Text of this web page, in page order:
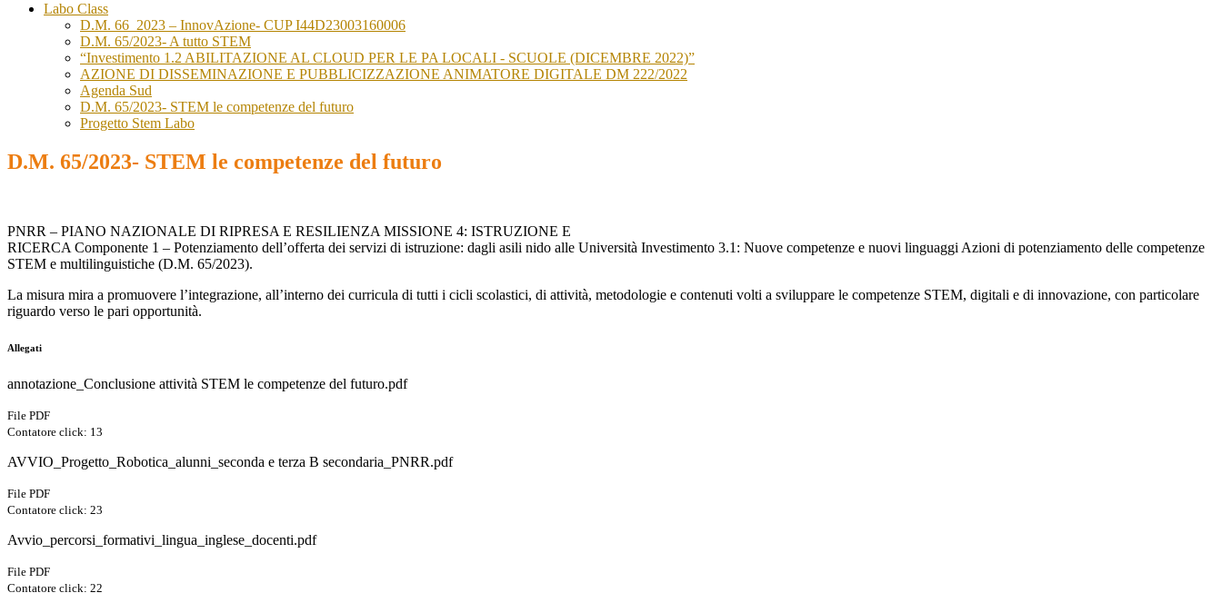
Labo Class
D.M. 66_2023 – InnovAzione- CUP I44D23003160006
D.M. 65/2023- A tutto STEM
“Investimento 1.2 ABILITAZIONE AL CLOUD PER LE PA LOCALI - SCUOLE (DICEMBRE 2022)”
AZIONE DI DISSEMINAZIONE E PUBBLICIZZAZIONE ANIMATORE DIGITALE DM 222/2022
Agenda Sud
D.M. 65/2023- STEM le competenze del futuro
Progetto Stem Labo
D.M. 65/2023- STEM le competenze del futuro
PNRR – PIANO NAZIONALE DI RIPRESA E RESILIENZA MISSIONE 4: ISTRUZIONE E
RICERCA Componente 1 – Potenziamento dell’offerta dei servizi di istruzione: dagli asili nido alle Università Investimento 3.1: Nuove competenze e nuovi linguaggi Azioni di potenziamento delle competenze
STEM e multilinguistiche (D.M. 65/2023).
La misura mira a promuovere l’integrazione, all’interno dei curricula di tutti i cicli scolastici, di attività, metodologie e contenuti volti a sviluppare le competenze STEM, digitali e di innovazione, con particolare
riguardo verso le pari opportunità.
Allegati
annotazione_Conclusione attività STEM le competenze del futuro.pdf
File PDF
Contatore click: 13
AVVIO_Progetto_Robotica_alunni_seconda e terza B secondaria_PNRR.pdf
File PDF
Contatore click: 23
Avvio_percorsi_formativi_lingua_inglese_docenti.pdf
File PDF
Contatore click: 22